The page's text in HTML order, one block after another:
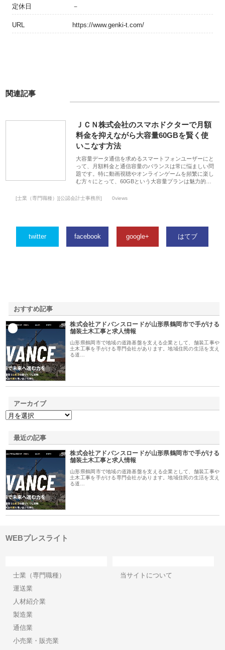
定休日 －
URL https://www.genki-t.com/
関連記事
ＪＣＮ株式会社のスマホドクターで月額
料金を抑えながら大容量60GBを賢く使
いこなす方法
大容量データ通信を求めるスマートフォンユーザーにと
って、月額料金と通信容量のバランスは常に悩ましい問
題です。特に動画視聴やオンラインゲームを頻繁に楽し
む方々にとって、60GBという大容量プランは魅力的…
[士業（専門職種）][公認会計士事務所] 0views
twitter facebook google+ はてブ
おすすめ記事
株式会社アドバンスロードが山形県鶴岡市で手がける
舗装土木工事と求人情報
山形県鶴岡市で地域の道路基盤を支える企業として、舗装工事や
土木工事を手がける専門会社があります。地域住民の生活を支え
る道…
アーカイブ
最近の記事
株式会社アドバンスロードが山形県鶴岡市で手がける
舗装土木工事と求人情報
山形県鶴岡市で地域の道路基盤を支える企業として、舗装工事や
土木工事を手がける専門会社があります。地域住民の生活を支え
る道…
WEBプレスライト
士業（専門職種）
運送業
人材紹介業
製造業
通信業
小売業・販売業
当サイトについて